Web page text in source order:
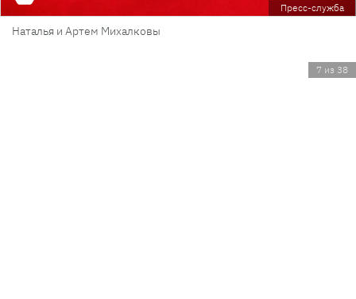
Пресс-служба
Наталья и Артем Михалковы
7 из 38